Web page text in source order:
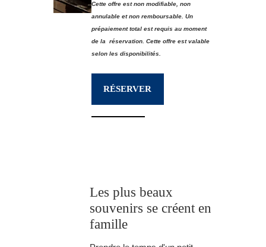
Cette offre est non modifiable, non
annulable et non remboursable. Un
prépaiement total est requis au moment
de la réservation. Cette offre est valable
selon les disponibilités.
RÉSERVER
Les plus beaux
souvenirs se créent en
famille